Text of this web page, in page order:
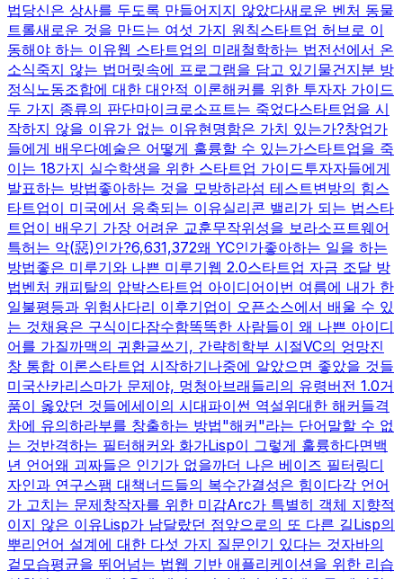
법당신은 상사를 두도록 만들어지지 않았다새로운 벤처 동물
트롤새로운 것을 만드는 여섯 가지 원칙스타트업 허브로 이
동해야 하는 이유웹 스타트업의 미래철학하는 법전선에서 온
소식죽지 않는 법머릿속에 프로그램을 담고 있기물건지분 방
정식노동조합에 대한 대안적 이론해커를 위한 투자자 가이드
두 가지 종류의 판단마이크로소프트는 죽었다스타트업을 시
작하지 않을 이유가 없는 이유현명함은 가치 있는가?창업가
들에게 배우다예술은 어떻게 훌륭할 수 있는가스타트업을 죽
이는 18가지 실수학생을 위한 스타트업 가이드투자자들에게
발표하는 방법좋아하는 것을 모방하라섬 테스트변방의 힘스
타트업이 미국에서 응축되는 이유실리콘 밸리가 되는 법스타
트업이 배우기 가장 어려운 교훈무작위성을 보라소프트웨어
특허는 악(惡)인가?6,631,372왜 YC인가좋아하는 일을 하는
방법좋은 미루기와 나쁜 미루기웹 2.0스타트업 자금 조달 방
법벤처 캐피탈의 압박스타트업 아이디어이번 여름에 내가 한
일불평등과 위험사다리 이후기업이 오픈소스에서 배울 수 있
는 것채용은 구식이다잠수함똑똑한 사람들이 왜 나쁜 아이디
어를 가질까맥의 귀환글쓰기, 간략히학부 시절VC의 엉망진
창 통합 이론스타트업 시작하기나중에 알았으면 좋았을 것들
미국산카리스마가 문제야, 멍청아브래들리의 유령버전 1.0거
품이 옳았던 것들에세이의 시대파이썬 역설위대한 해커들격
차에 유의하라부를 창출하는 방법"해커"라는 단어말할 수 없
는 것반격하는 필터해커와 화가Lisp이 그렇게 훌륭하다면백
년 언어왜 괴짜들은 인기가 없을까더 나은 베이즈 필터링디
자인과 연구스팸 대책너드들의 복수간결성은 힘이다각 언어
가 고치는 문제창작자를 위한 미감Arc가 특별히 객체 지향적
이지 않은 이유Lisp가 남달랐던 점앞으로의 또 다른 길Lisp의
뿌리언어 설계에 대한 다섯 가지 질문인기 있다는 것자바의
겉모습평균을 뛰어넘는 법웹 기반 애플리케이션을 위한 리습